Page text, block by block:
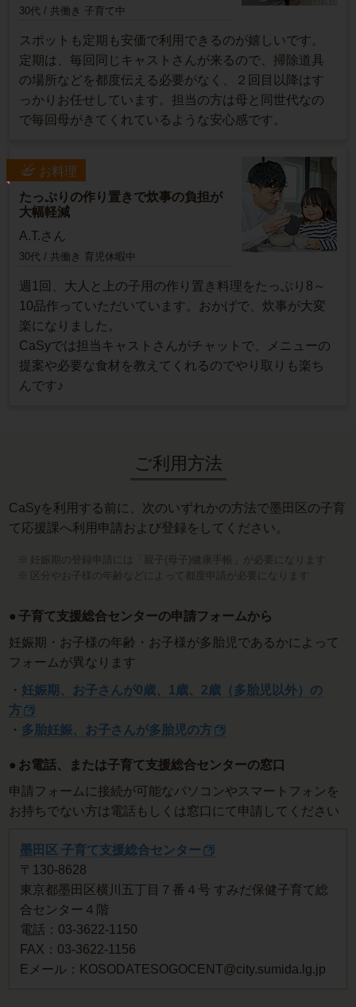
30代 / 共働き 子育て中
スポットも定期も安価で利用できるのが嬉しいです。
定期は、毎回同じキャストさんが来るので、掃除道具
の場所などを都度伝える必要がなく、２回目以降はす
っかりお任せしています。担当の方は母と同世代なの
で毎回母がきてくれているような安心感です。
お料理
たっぷりの作り置きで炊事の負担が
大幅軽減
A.T.さん
30代 / 共働き 育児休暇中
週1回、大人と上の子用の作り置き料理をたっぷり8～
10品作っていただいています。おかげで、炊事が大変
楽になりました。
CaSyでは担当キャストさんがチャットで、メニューの
提案や必要な食材を教えてくれるのでやり取りも楽ち
んです♪
ご利用方法
CaSyを利用する前に、次のいずれかの方法で墨田区の子育
て応援課へ利用申請および登録をしてください。
妊娠期の登録申請には「親子(母子)健康手帳」が必要になります
区分やお子様の年齢などによって都度申請が必要になります
子育て支援総合センターの申請フォームから
妊娠期・お子様の年齢・お子様が多胎児であるかによって
フォームが異なります
・ 妊娠期、お子さんが0歳、1歳、2歳（多胎児以外）の
方
・ 多胎妊娠、お子さんが多胎児の方
お電話、または子育て支援総合センターの窓口
申請フォームに接続が可能なパソコンやスマートフォンを
お持ちでない方は電話もしくは窓口にて申請してください
墨田区 子育て支援総合センター
〒130-8628
東京都墨田区横川五丁目７番４号 すみだ保健子育て総
合センター４階
電話：03-3622-1150
FAX：03-3622-1156
Eメール：KOSODATESOGOCENT@city.sumida.lg.jp